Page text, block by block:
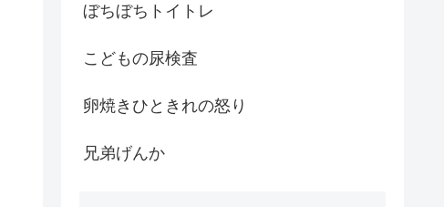
ぼちぼちトイトレ
こどもの尿検査
卵焼きひときれの怒り
兄弟げんか